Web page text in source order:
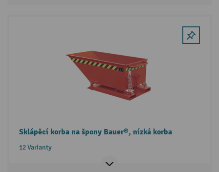
Sklápěcí korba na špony Bauer®, nízká korba
12 Varianty